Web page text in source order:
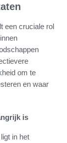
een cruciale rol
om te
en waar
is
in het